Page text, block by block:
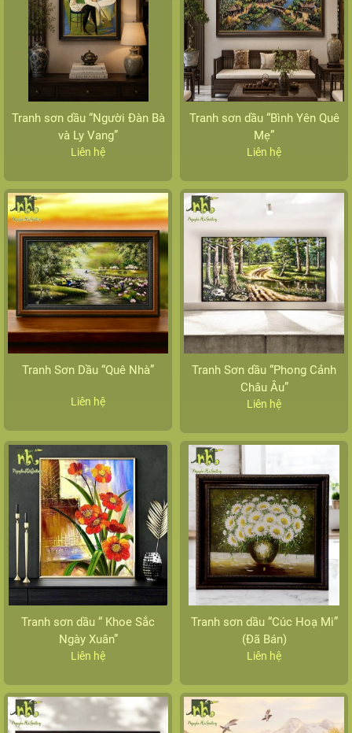
Tranh sơn dầu “Người Đàn Bà
và Ly Vang”
Liên hệ
Tranh sơn dầu “Bình Yên Quê
Mẹ”
Liên hệ
Tranh Sơn Dầu “Quê Nhà”
Liên hệ
Tranh Sơn dầu “Phong Cảnh
Châu Âu”
Liên hệ
Tranh sơn dầu “ Khoe Sắc
Ngày Xuân”
Liên hệ
Tranh sơn dầu “Cúc Hoạ Mi”
(Đã Bán)
Liên hệ